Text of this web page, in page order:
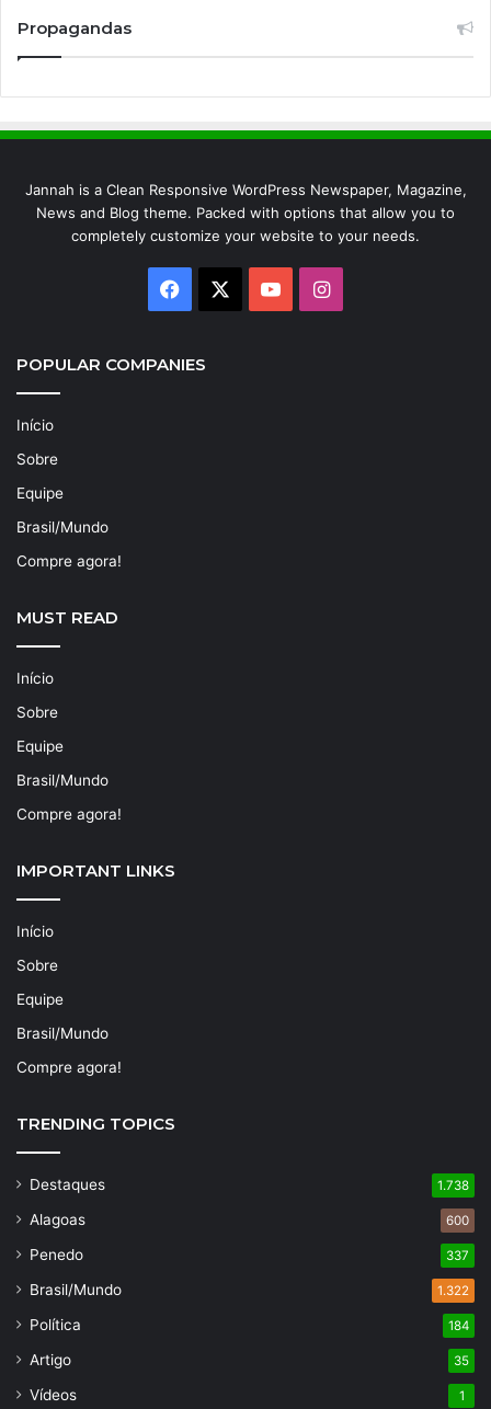
Propagandas
Jannah is a Clean Responsive WordPress Newspaper, Magazine,
News and Blog theme. Packed with options that allow you to
completely customize your website to your needs.
Facebook YouTubeInstagram
POPULAR COMPANIES
Início
Sobre
Equipe
Brasil/Mundo
Compre agora!
MUST READ
Início
Sobre
Equipe
Brasil/Mundo
Compre agora!
IMPORTANT LINKS
Início
Sobre
Equipe
Brasil/Mundo
Compre agora!
TRENDING TOPICS
Destaques 1.738
Alagoas 600
Penedo 337
Brasil/Mundo 1.322
Política 184
Artigo 35
Vídeos 1